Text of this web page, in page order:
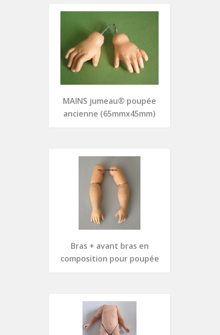
MAINS jumeau® poupée
ancienne (65mmx45mm)
Bras + avant bras en
composition pour poupée